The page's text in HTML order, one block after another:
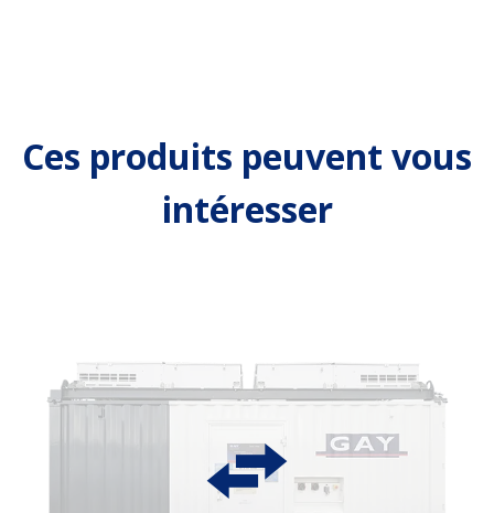
Ces produits peuvent vous
intéresser